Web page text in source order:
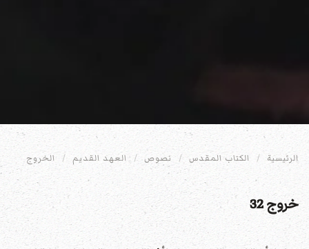
الرئيسية الكتاب المقدس نصوص العهد القديم الخروج
خروج 32